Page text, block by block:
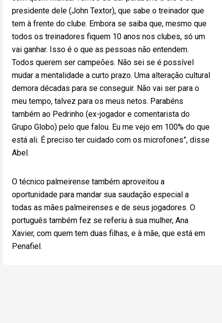
presidente dele (John Textor), que sabe o treinador que
tem à frente do clube. Embora se saiba que, mesmo que
todos os treinadores fiquem 10 anos nos clubes, só um
vai ganhar. Isso é o que as pessoas não entendem.
Todos querem ser campeões. Não sei se é possível
mudar a mentalidade a curto prazo. Uma alteração cultural
demora décadas para se conseguir. Não vai ser para o
meu tempo, talvez para os meus netos. Parabéns
também ao Pedrinho (ex-jogador e comentarista do
Grupo Globo) pelo que falou. Eu me vejo em 100% do que
está ali. É preciso ter cuidado com os microfones”, disse
Abel.
O técnico palmeirense também aproveitou a
oportunidade para mandar sua saudação especial a
todas as mães palmeirenses e de seus jogadores. O
português também fez se referiu à sua mulher, Ana
Xavier, com quem tem duas filhas, e à mãe, que está em
Penafiel.